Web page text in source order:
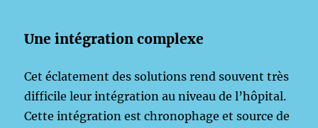
Une intégration complexe
Cet éclatement des solutions rend souvent très
difficile leur intégration au niveau de l’hôpital.
Cette intégration est chronophage et source de